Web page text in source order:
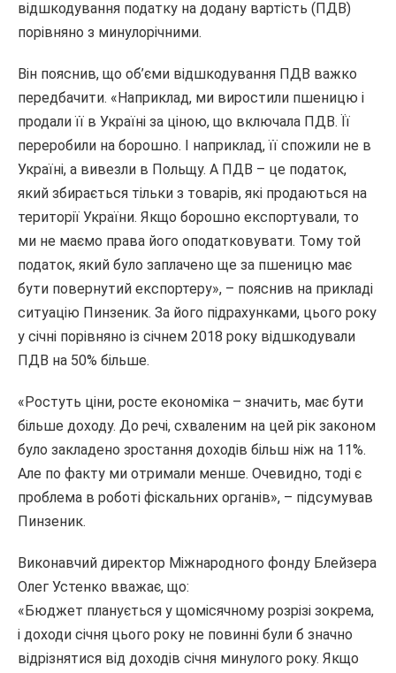
відшкодування податку на додану вартість (ПДВ)
порівняно з минулорічними.
Він пояснив, що об’єми відшкодування ПДВ важко
передбачити. «Наприклад, ми виростили пшеницю і
продали її в Україні за ціною, що включала ПДВ. Її
переробили на борошно. І наприклад, її спожили не в
Україні, а вивезли в Польщу. А ПДВ – це податок,
який збирається тільки з товарів, які продаються на
території України. Якщо борошно експортували, то
ми не маємо права його оподатковувати. Тому той
податок, який було заплачено ще за пшеницю має
бути повернутий експортеру», – пояснив на прикладі
ситуацію Пинзеник. За його підрахунками, цього року
у січні порівняно із січнем 2018 року відшкодували
ПДВ на 50% більше.
«Ростуть ціни, росте економіка – значить, має бути
більше доходу. До речі, схваленим на цей рік законом
було закладено зростання доходів більш ніж на 11%.
Але по факту ми отримали менше. Очевидно, тоді є
проблема в роботі фіскальних органів», – підсумував
Пинзеник.
Виконавчий директор Міжнародного фонду Блейзера
Олег Устенко вважає, що:
«Бюджет планується у щомісячному розрізі зокрема,
і доходи січня цього року не повинні були б значно
відрізнятися від доходів січня минулого року. Якщо